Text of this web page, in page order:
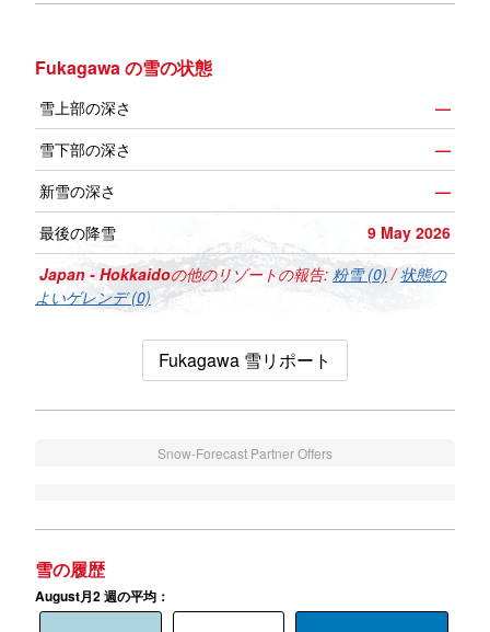
Fukagawa の雪の状態
雪上部の深さ
—
雪下部の深さ
—
新雪の深さ
—
最後の降雪
9 May 2026
Japan - Hokkaidoの他のリゾートの報告: 粉雪 (0) /状態の
よいゲレンデ (0)
Fukagawa 雪リポート
Snow-Forecast Partner Offers
雪の履歴
August月2 週の平均：